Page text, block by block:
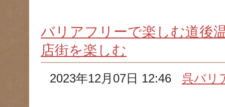
バリアフリーで楽しむ道後
店街を楽しむ
2023年12月07日 12:46呉バリ